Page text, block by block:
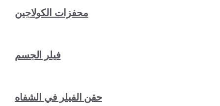
محفزات الكولاجين
فيلر الجسم
حقن الفيلر في الشفاه